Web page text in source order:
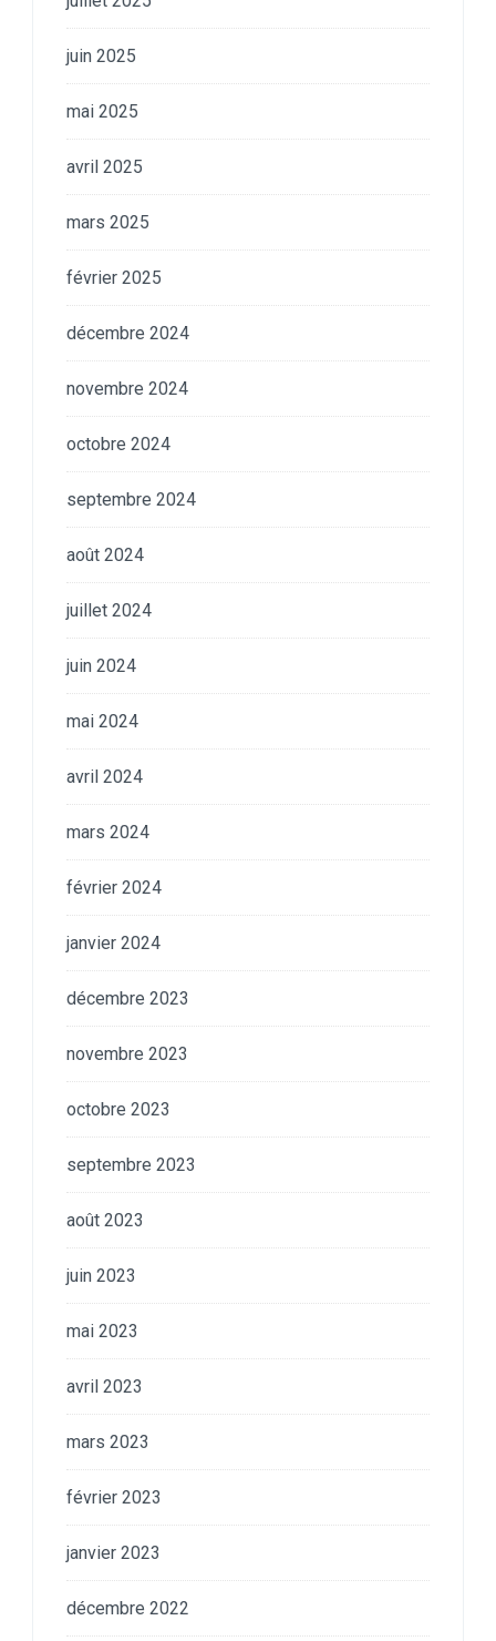
juin 2025
mai 2025
avril 2025
mars 2025
février 2025
décembre 2024
novembre 2024
octobre 2024
septembre 2024
août 2024
juillet 2024
juin 2024
mai 2024
avril 2024
mars 2024
février 2024
janvier 2024
décembre 2023
novembre 2023
octobre 2023
septembre 2023
août 2023
juin 2023
mai 2023
avril 2023
mars 2023
février 2023
janvier 2023
décembre 2022